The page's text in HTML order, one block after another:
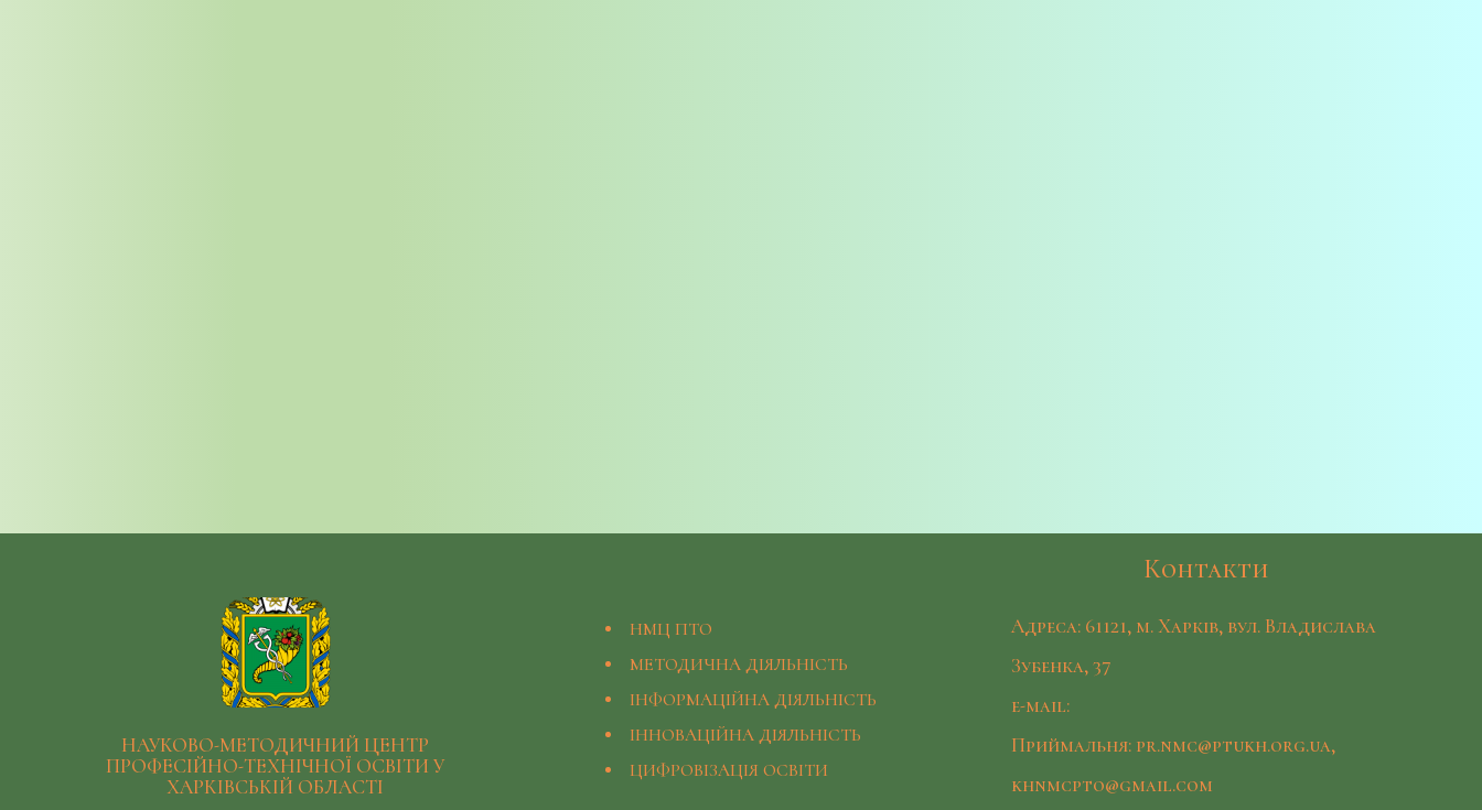
НАУКОВО-МЕТОДИЧНИЙ ЦЕНТР
ПРОФЕСІЙНО-ТЕХНІЧНОЇ ОСВІТИ У
ХАРКІВСЬКІЙ ОБЛАСТІ
НМЦ ПТО
МЕТОДИЧНА ДІЯЛЬНІСТЬ
ІНФОРМАЦІЙНА ДІЯЛЬНІСТЬ
ІННОВАЦІЙНА ДІЯЛЬНІСТЬ
ЦИФРОВІЗАЦІЯ ОСВІТИ
Контакти
Адреса: 61121, м. Харків, вул. Владислава
Зубенка, 37
e-mail:
Приймальня: pr.nmc@ptukh.org.ua,
khnmcpto@gmail.com